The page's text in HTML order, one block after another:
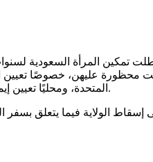
محظورة عليهن، خصوصًا تعيين
المتحدة، ومحليًا تعيين إيمان بنت عبد الله الغامدي مساعدًا لرئيس بلدية الخبر.